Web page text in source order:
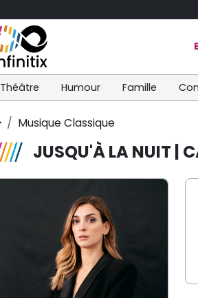
Théâtre Humour Famille
Musique Classique
JUSQU'À LA NUIT |